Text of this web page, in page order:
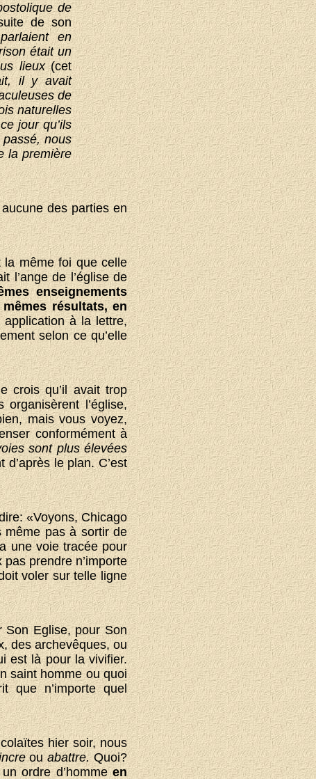
de
de son
en
était un
lieux(cet
il y avait
de
naturelles
jour qu’ils
nous
la première
des parties en
la même foi que celle
l’ange de l’église de
enseignements
résultats, en
à la lettre,
selon ce qu’elle
crois qu’il avait trop
l’église,
mais vous voyez,
conformément à
sont plus élevées
d’après le plan. C’est
«Voyons, Chicago
même pas à sortir de
une voie tracée pour
prendre n’importe
voler sur telle ligne
Eglise, pour Son
des archevêques, ou
est là pour la vivifier.
saint homme ou quoi
que n’importe quel
hier soir, nous
ouabattre.Quoi?
ordre d’hommeen